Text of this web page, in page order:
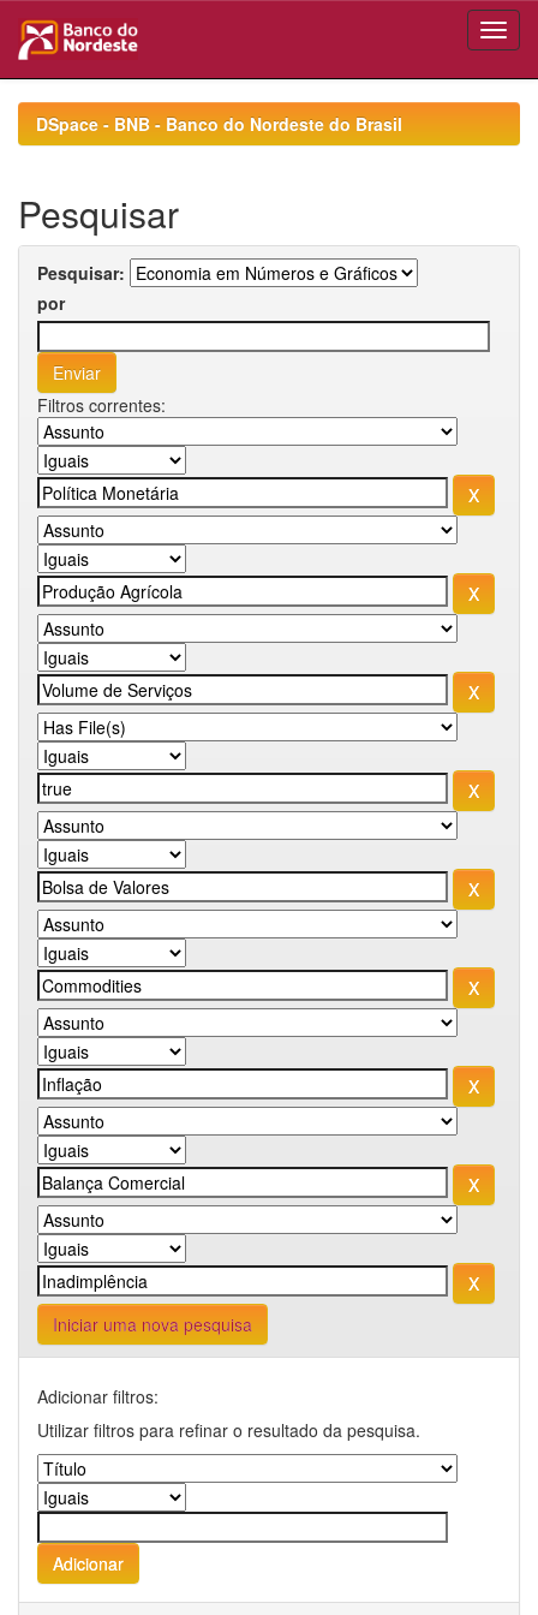
navigationDSpace - BNB - Banco do Nordeste do Brasil
Pesquisar
Pesquisar:
por
Filtros correntes:
Iniciar uma nova pesquisa
Adicionar filtros:
Utilizar filtros para refinar o resultado da pesquisa.